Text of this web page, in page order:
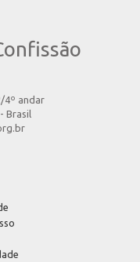
4º andar
Brasil